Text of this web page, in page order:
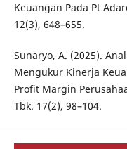
Keuangan Pada Pt
12(3), 648–655.
Sunaryo, A. (2025).
Mengukur Kinerja
Profit Margin
Tbk. 17(2), 98–104.